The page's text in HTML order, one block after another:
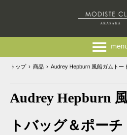
トップ › 商品 › Audrey Hepburn 風船ガムトー
Audrey Hepburn
トバッグ＆ポーチ